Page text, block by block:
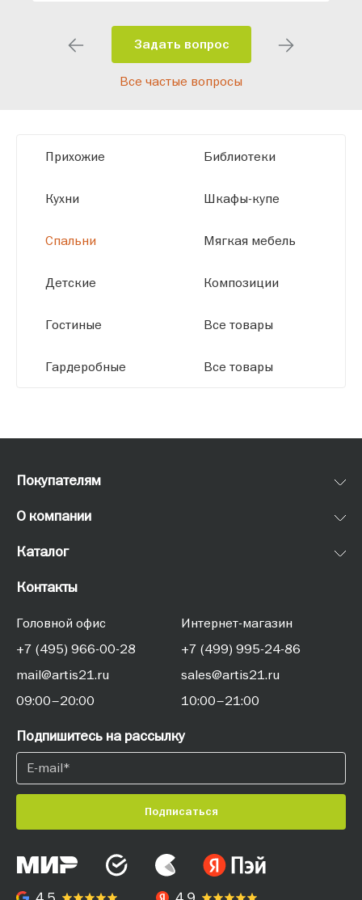
помещения и личные пожелания.
Благодаря современному
высокотехнологичному оборудованию
размерам.
Задать вопрос
Все частые вопросы
Прихожие
Кухни
Спальни
Детские
Гостиные
Гардеробные
Библиотеки
Шкафы-купе
Мягкая мебель
Композиции
Все товары
Все товары
Покупателям
О компании
Каталог
Контакты
Головной офис
+7 (495) 966-00-28
mail@artis21.ru
09:00–20:00
Интернет-магазин
+7 (499) 995-24-86
sales@artis21.ru
10:00–21:00
Подпишитесь на рассылку
Подписаться